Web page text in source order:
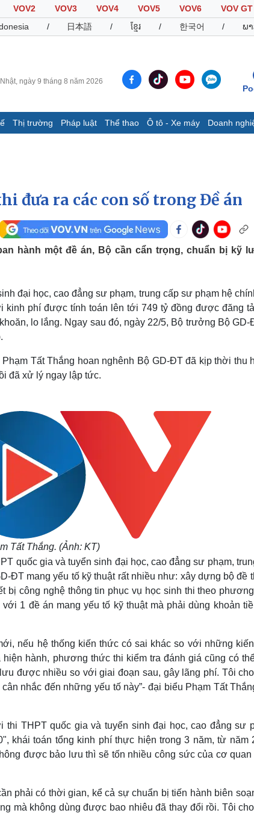
VOV2 VOV3 VOV4 VOV5 VOV6
VOV GT
/ 日本語 / ខ្មែរ / 한국어 / ພ
ngày 9 tháng 8 năm 2026
Thị trường Pháp luật Thể thao Ô tô - Xe máy Doanh
E-Magazine
Infographic
Thể thao
Thế giới thể thao
Hậu trường
Ô tô - Xe máy
Tư vấn
Văn học
Âm nhạc
Thời trang
đưa ra các con số trong Đề án
hành một đề án, Bộ cần cẩn trọng, chuẩn bị kỹ
đại học, cao đẳng sư phạm, trung cấp sư phạm hệ
kinh phí được tính toán lên tới 749 tỷ đồng được đăng
lo lắng. Ngay sau đó, ngày 22/5, Bộ trưởng Bộ GD-
Tất Thắng hoan nghênh Bộ GD-ĐT đã kịp thời thu
đã xử lý ngay lập tức.
Tất Thắng. (Ảnh: KT)
quốc gia và tuyển sinh đại học, cao đẳng sư phạm,
ĐT mang yếu tố kỹ thuật rất nhiều như: xây dựng bộ đề
bị công nghệ thông tin phục vụ học sinh thi theo
1 đề án mang yếu tố kỹ thuật mà phải dùng khoản
nếu hệ thống kiến thức có sai khác so với những
hành, phương thức thi kiểm tra đánh giá cũng có
được nhiều so với giai đoạn sau, gây lãng phí. Tôi
nhắc đến những yếu tố này”- đại biểu Phạm Tất
THPT quốc gia và tuyển sinh đại học, cao đẳng sư
khái toán tổng kinh phí thực hiện trong 3 năm, từ năm
được bảo lưu thì sẽ tốn nhiều công sức của cơ quan
phải có thời gian, kể cả sự chuẩn bị tiến hành biên
mà không dùng được bao nhiêu đã thay đổi rồi. Tôi